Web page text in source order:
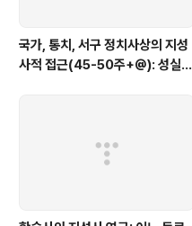
국가, 통치, 서구 정치사상의 지성
사적 접근(45-50주+@): 성실하